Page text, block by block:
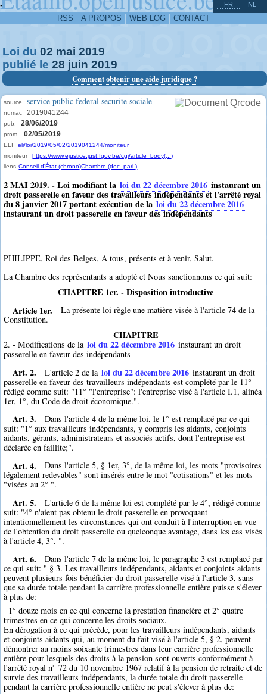
-
RSS A PROPOS WEB LOG CONTACT
FR NL
Loi du 02 mai 2019
publié le 28 juin 2019
Comment obtenir une aide juridique ?
source service public federal securite sociale
numac 2019041244
pub. 28/06/2019
prom. 02/05/2019
ELI
eli/loi/2019/05/02/2019041244/moniteur
moniteur
https://www.ejustice.just.fgov.be/cgi/article_body(...)
liens Conseil d'État (chrono)Chambre (doc. parl.)
2 MAI 2019. - Loi modifiant la loi du 22 décembre 2016 instaurant un
droit passerelle en faveur des travailleurs indépendants et l'arrêté royal
du 8 janvier 2017 portant exécution de la loi du 22 décembre 2016
instaurant un droit passerelle en faveur des indépendants
PHILIPPE, Roi des Belges, A tous, présents et à venir, Salut.
La Chambre des représentants a adopté et Nous sanctionnons ce qui suit:
CHAPITRE 1er. - Disposition introductive
Article 1er.
La présente loi règle une matière visée à l'article 74 de la
Constitution.
CHAPITRE
2. - Modifications de la loi du 22 décembre 2016 instaurant un droit
passerelle en faveur des indépendants
Art. 2. L'article 2 de la loi du 22 décembre 2016 instaurant un droit
passerelle en faveur des travailleurs indépendants est complété par le 11°
rédigé comme suit: "11° "l'entreprise": l'entreprise visé à l'article I.1, alinéa
1er, 1°, du Code de droit économique.".
Art. 3.
Dans l'article 4 de la même loi, le 1° est remplacé par ce qui
suit: "1° aux travailleurs indépendants, y compris les aidants, conjoints
aidants, gérants, administrateurs et associés actifs, dont l'entreprise est
déclarée en faillite;".
Art. 4.
Dans l'article 5, § 1er, 3°, de la même loi, les mots "provisoires
légalement redevables" sont insérés entre le mot "cotisations" et les mots
"visées au 2° ".
Art. 5.
L'article 6 de la même loi est complété par le 4°, rédigé comme
suit: "4° n'aient pas obtenu le droit passerelle en provoquant
intentionnellement les circonstances qui ont conduit à l'interruption en vue
de l'obtention du droit passerelle ou quelconque avantage, dans les cas visés
à l'article 4, 3°. ".
Art. 6.
Dans l'article 7 de la même loi, le paragraphe 3 est remplacé par
ce qui suit: " § 3. Les travailleurs indépendants, aidants et conjoints aidants
peuvent plusieurs fois bénéficier du droit passerelle visé à l'article 3, sans
que sa durée totale pendant la carrière professionnelle entière puisse s'élever
à plus de:
1° douze mois en ce qui concerne la prestation financière et 2° quatre
trimestres en ce qui concerne les droits sociaux.
En dérogation à ce qui précède, pour les travailleurs indépendants, aidants
et conjoints aidants qui, au moment du fait visé à l'article 5, § 2, peuvent
démontrer au moins soixante trimestres dans leur carrière professionnelle
entière pour lesquels des droits à la pension sont ouverts conformément à
l'arrêté royal n° 72 du 10 novembre 1967 relatif à la pension de retraite et de
survie des travailleurs indépendants, la durée totale du droit passerelle
pendant la carrière professionnelle entière ne peut s'élever à plus de:
^